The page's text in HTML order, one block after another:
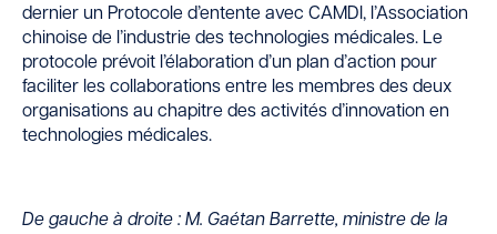
dernier un Protocole d’entente avec CAMDI, l’Association
chinoise de l’industrie des technologies médicales. Le
protocole prévoit l’élaboration d’un plan d’action pour
faciliter les collaborations entre les membres des deux
organisations au chapitre des activités d’innovation en
technologies médicales.
De gauche à droite : M. Gaétan Barrette, ministre de la